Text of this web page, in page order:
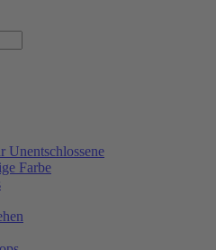
Unentschlossene
Farbe